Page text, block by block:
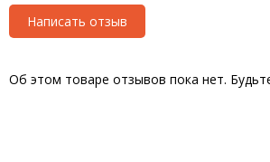
Написать отзыв
Об этом товаре отзывов пока нет.